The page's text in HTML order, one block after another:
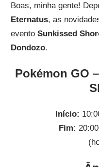
Boas, minha gente!
Eternatus, as
evento Sunkissed
Dondozo.
Pokémon GO
Início:
Fim: